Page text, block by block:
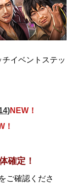
イベントステッ
NEW！
！
確定！
ご確認くださ